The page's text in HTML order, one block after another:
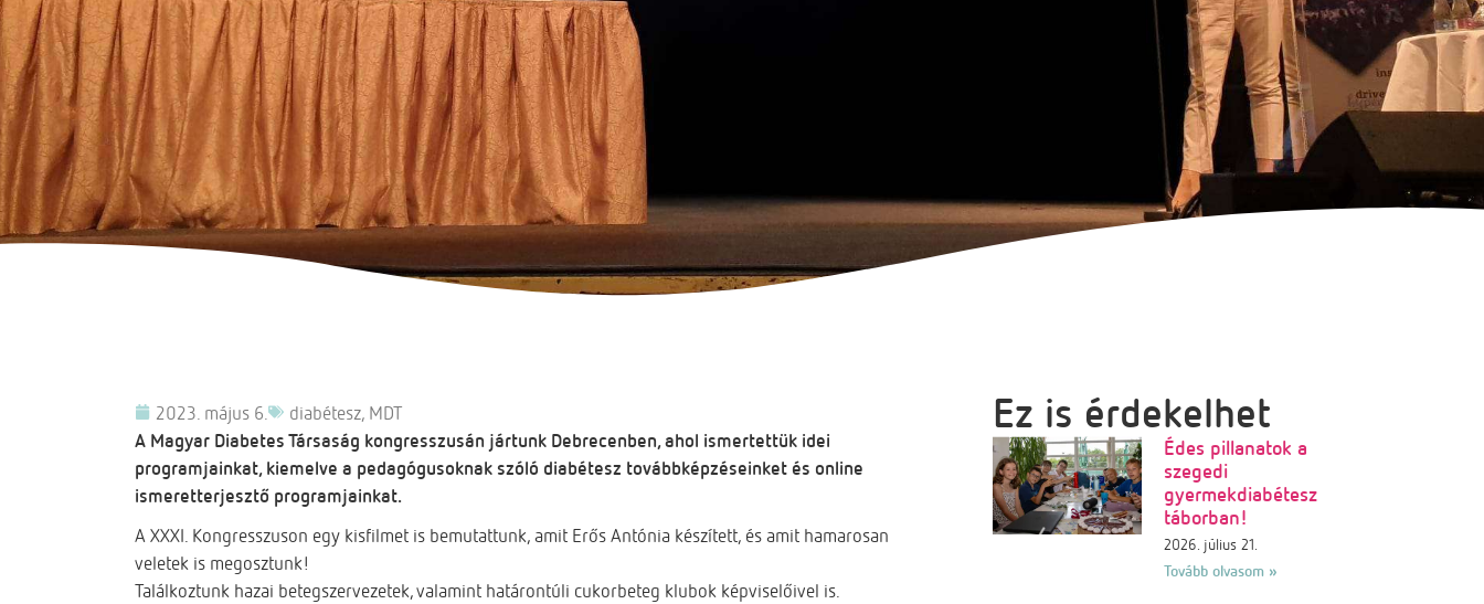
2023. május 6. diabétesz, MDT
A Magyar Diabetes Társaság kongresszusán jártunk Debrecenben, ahol ismertettük idei
programjainkat, kiemelve a pedagógusoknak szóló diabétesz továbbképzéseinket és online
ismeretterjesztő programjainkat.
A XXXI. Kongresszuson egy kisfilmet is bemutattunk, amit Erős Antónia készített, és amit hamarosan
veletek is megosztunk!
Találkoztunk hazai betegszervezetek, valamint határontúli cukorbeteg klubok képviselőivel is.
Ez is érdekelhet
Édes pillanatok a
szegedi
gyermekdiabétesz
táborban!
2026. július 21.
Tovább olvasom »